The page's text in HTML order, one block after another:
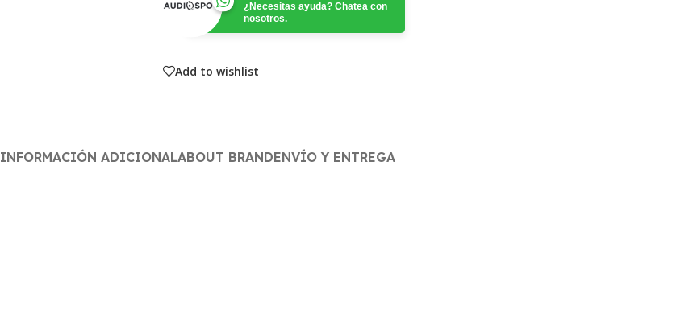
¿Necesitas ayuda? Chatea con
nosotros.
Add to wishlist
INFORMACIÓN ADICIONALABOUT BRANDENVÍO Y ENTREGA